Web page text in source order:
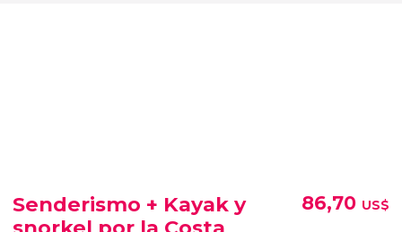
Senderismo + Kayak y
86,70 US$